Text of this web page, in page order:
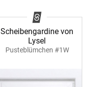
Scheibengardine von
Lysel
Pusteblümchen #1W